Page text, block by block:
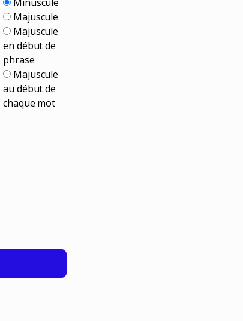
Majuscule
Majuscule
en début de
phrase
Majuscule
au début de
chaque mot